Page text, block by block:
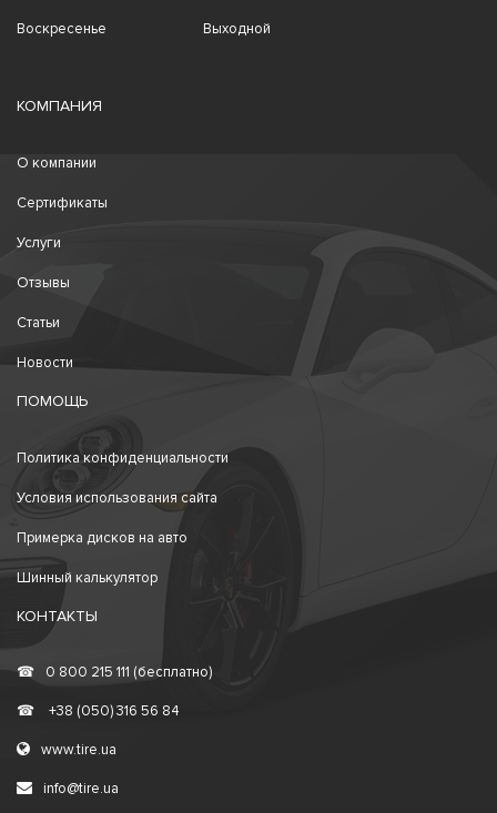
Воскресенье Выходной
КОМПАНИЯ
О компании
Сертификаты
Услуги
Отзывы
Статьи
Новости
ПОМОЩЬ
Политика конфиденциальности
Условия использования сайта
Примерка дисков на авто
Шинный калькулятор
КОНТАКТЫ
☎ 0 800 215 111 (бесплатно)
☎ +38 (050) 316 56 84
www.tire.ua
info@tire.ua